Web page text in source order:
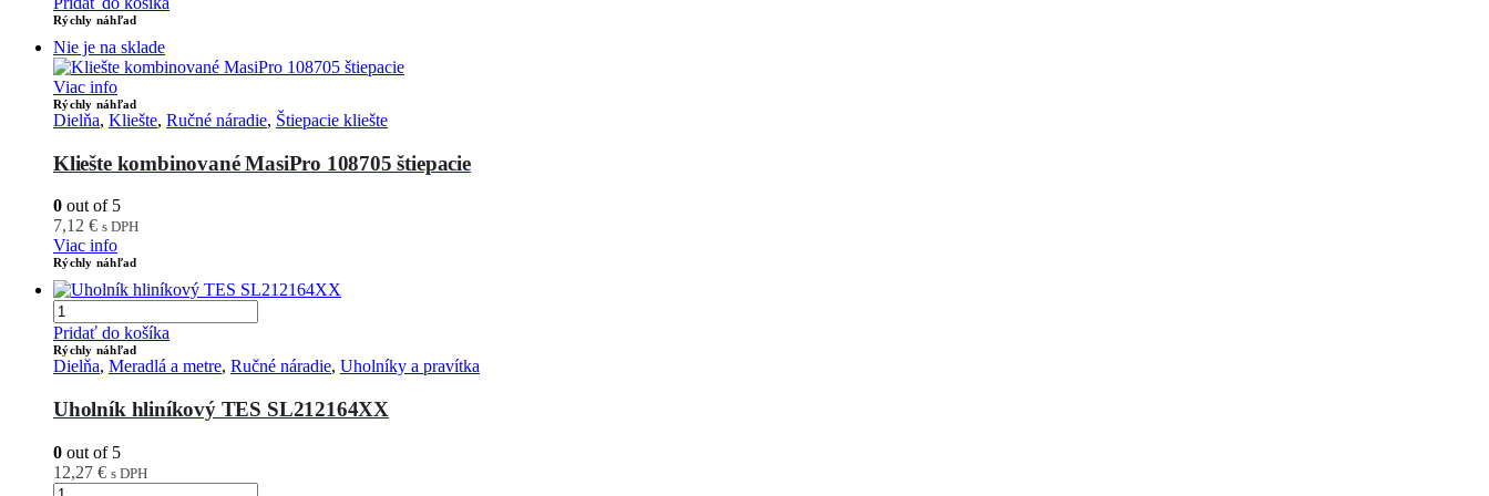
Rýchly náhľad
Nie je na sklade
Viac info
Rýchly náhľad
Dielňa, Kliešte, Ručné náradie, Štiepacie kliešte
Kliešte kombinované MasiPro 108705 štiepacie
0 out of 5
7,12 € s DPH
Viac info
Rýchly náhľad
Pridať do košíka
Rýchly náhľad
Dielňa, Meradlá a metre, Ručné náradie, Uholníky a pravítka
Uholník hliníkový TES SL212164XX
0 out of 5
12,27 € s DPH